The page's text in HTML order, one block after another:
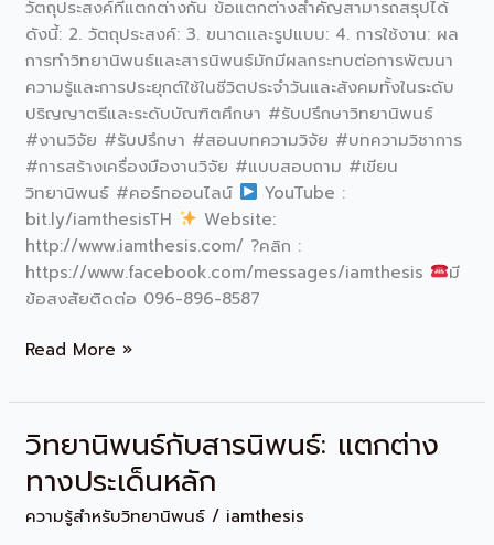
วัตถุประสงค์ที่แตกต่างกัน ข้อแตกต่างสำคัญสามารถสรุปได้
ดังนี้: 2. วัตถุประสงค์: 3. ขนาดและรูปแบบ: 4. การใช้งาน: ผล
การทำวิทยานิพนธ์และสารนิพนธ์มักมีผลกระทบต่อการพัฒนา
ความรู้และการประยุกต์ใช้ในชีวิตประจำวันและสังคมทั้งในระดับ
ปริญญาตรีและระดับบัณฑิตศึกษา #รับปรึกษาวิทยานิพนธ์
#งานวิจัย #รับปรึกษา #สอนบทความวิจัย #บทความวิชาการ
#การสร้างเครื่องมืองานวิจัย #แบบสอบถาม #เขียน
วิทยานิพนธ์ #คอร์ทออนไลน์
YouTube :
bit.ly/iamthesisTH
Website:
http://www.iamthesis.com/ ?คลิก :
https://www.facebook.com/messages/iamthesis
มี
ข้อสงสัยติดต่อ 096-896-8587
และ
วัตถุประสงค์
ต่าง
กัน
Read More »
วิทยานิพนธ์กับสารนิพนธ์: แตกต่าง
ทางประเด็นหลัก
ความรู้สำหรับวิทยานิพนธ์ / iamthesis
วิทยานิพนธ์
สาร
นิพนธ์: